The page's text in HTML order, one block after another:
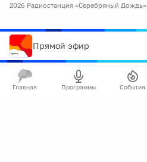
2026 Радиостанция «Серебряный Дождь»
Прямой эфир
Главная Программы События